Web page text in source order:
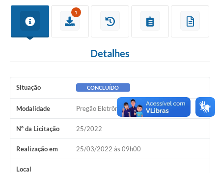
Telefones Úteis 1
Detalhes
Situação CONCLUÍDO
Modalidade Pregão Eletrônico
Nº da Licitação 25/2022
Realização em 25/03/2022 às 09h00
Local